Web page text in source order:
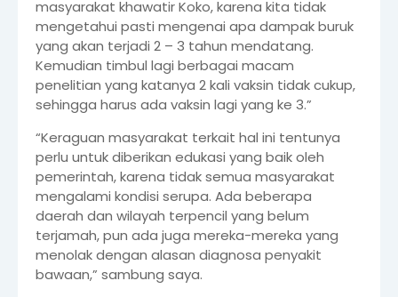
masyarakat khawatir Koko, karena kita tidak
mengetahui pasti mengenai apa dampak buruk
yang akan terjadi 2 – 3 tahun mendatang.
Kemudian timbul lagi berbagai macam
penelitian yang katanya 2 kali vaksin tidak cukup,
sehingga harus ada vaksin lagi yang ke 3.”
“Keraguan masyarakat terkait hal ini tentunya
perlu untuk diberikan edukasi yang baik oleh
pemerintah, karena tidak semua masyarakat
mengalami kondisi serupa. Ada beberapa
daerah dan wilayah terpencil yang belum
terjamah, pun ada juga mereka-mereka yang
menolak dengan alasan diagnosa penyakit
bawaan,” sambung saya.